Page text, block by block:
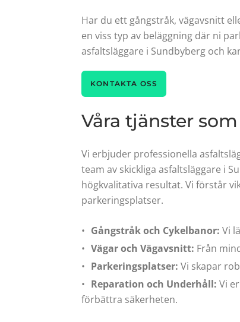
Har du ett gångstråk, vägavsnitt
en viss typ av beläggning där ni
asfaltsläggare i Sundbyberg och
KONTAKTA OSS
Våra tjänster
Vi erbjuder professionella
team av skickliga asfaltsläggare i
högkvalitativa resultat. Vi förstår
parkeringsplatser.
Gångstråk och Cykelbanor: Vi
Vägar och Vägavsnitt: Från
Parkeringsplatser: Vi skapar
Reparation och Underhåll: Vi
förbättra säkerheten.